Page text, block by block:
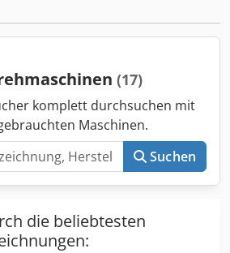
3-16 mm Technische Daten ca.
520 x 340 mm x B x H) Gewicht ca. 75
(17)
komplett durchsuchen mit
Maschinen.
Suchen
die beliebtesten